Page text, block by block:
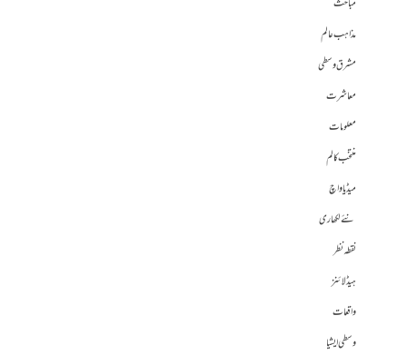
مذاہب عالم
مشرق وسطی
معاشرت
معلومات
منتخب کالم
میڈیا واچ
نئے لکھاری
نقطہ نظر
ہیڈلائنز
واقعات
وسطی ایشیا